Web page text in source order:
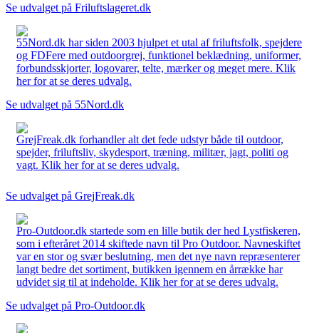
Se udvalget på Friluftslageret.dk
55Nord.dk har siden 2003 hjulpet et utal af friluftsfolk, spejdere
og FDFere med outdoorgrej, funktionel beklædning, uniformer,
forbundsskjorter, logovarer, telte, mærker og meget mere. Klik
her for at se deres udvalg.
Se udvalget på 55Nord.dk
GrejFreak.dk forhandler alt det fede udstyr både til outdoor,
spejder, friluftsliv, skydesport, træning, militær, jagt, politi og
vagt. Klik her for at se deres udvalg.
Se udvalget på GrejFreak.dk
Pro-Outdoor.dk startede som en lille butik der hed Lystfiskeren,
som i efteråret 2014 skiftede navn til Pro Outdoor. Navneskiftet
var en stor og svær beslutning, men det nye navn repræsenterer
langt bedre det sortiment, butikken igennem en årrække har
udvidet sig til at indeholde. Klik her for at se deres udvalg.
Se udvalget på Pro-Outdoor.dk